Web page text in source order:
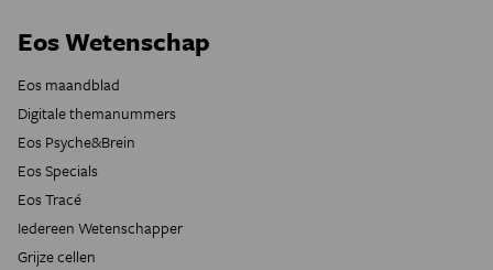
Eos Wetenschap
Eos maandblad
Digitale themanummers
Eos Psyche&Brein
Eos Specials
Eos Tracé
Iedereen Wetenschapper
Grijze cellen